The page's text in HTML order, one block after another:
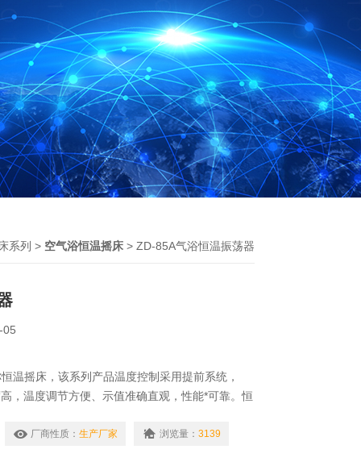
系列 > 空气浴恒温摇床 > ZD-85A气浴恒温振荡器
05
温摇床，该系列产品温度控制采用提前系统，
，温度调节方便、示值准确直观，性能*可靠。恒
厂商性质： 生产厂家 浏览量： 3139